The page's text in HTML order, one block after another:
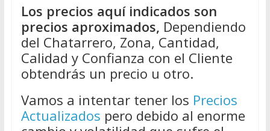
Los precios aquí indicados son
precios aproximados, Dependiendo
del Chatarrero, Zona, Cantidad,
Calidad y Confianza con el Cliente
obtendrás un precio u otro.
Vamos a intentar tener los Precios
Actualizados pero debido al enorme